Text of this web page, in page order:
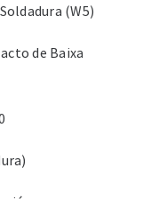
(W5)
de Baixa